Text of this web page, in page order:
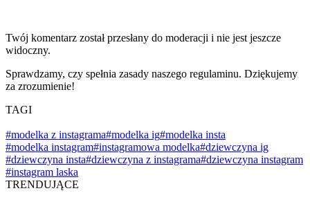
Twój komentarz został przesłany do moderacji i nie jest jeszcze
widoczny.
Sprawdzamy, czy spełnia zasady naszego regulaminu. Dziękujemy
za zrozumienie!
TAGI
#modelka z instagrama#modelka ig#modelka insta
#modelka instagram#instagramowa modelka#dziewczyna ig
#dziewczyna insta#dziewczyna z instagrama#dziewczyna instagram
#instagram laska
TRENDUJĄCE